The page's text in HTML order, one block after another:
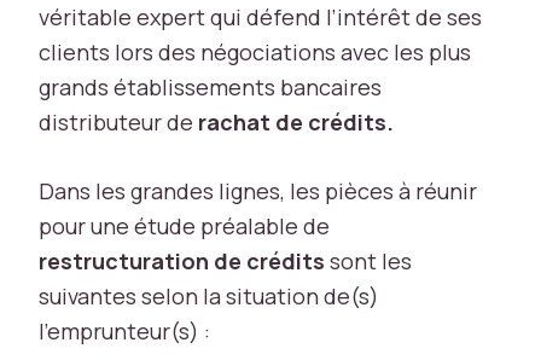
véritable expert qui défend l’intérêt de ses
clients lors des négociations avec les plus
grands établissements bancaires
distributeur de rachat de crédits.
Dans les grandes lignes, les pièces à réunir
pour une étude préalable de
restructuration de crédits sont les
suivantes selon la situation de(s)
l’emprunteur(s) :
n
é
c
e
s
ai
e
s
s
o
n